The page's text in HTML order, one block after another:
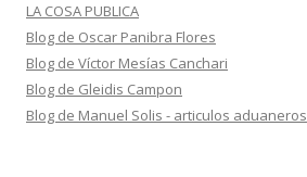
LA COSA PUBLICA
Blog de Oscar Panibra Flores
Blog de Víctor Mesías Canchari
Blog de Gleidis Campon
Blog de Manuel Solis - articulos aduaneros